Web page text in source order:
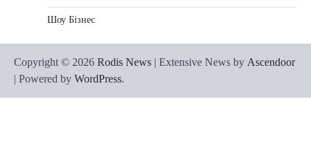
Шоу Бізнес
Copyright © 2026 Rodis News | Extensive News by Ascendoor
| Powered by WordPress.